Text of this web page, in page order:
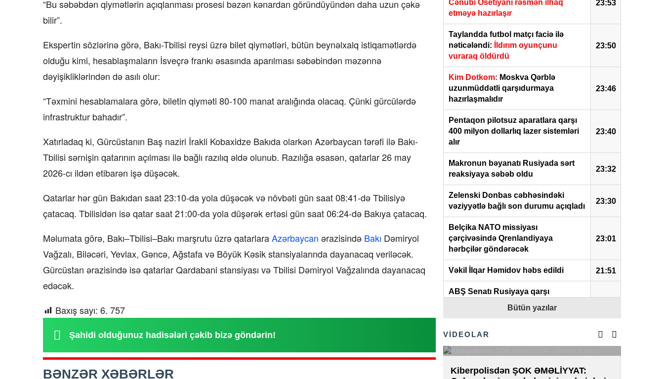
“Bu səbəbdən qiymətlərin açıqlanması prosesi bəzən kənardan göründüyündən daha uzun çəkə
bilir”.
Ekspertin sözlərinə görə, Bakı-Tbilisi reysi üzrə bilet qiymətləri, bütün beynəlxalq istiqamətlərdə
olduğu kimi, hesablaşmaların İsveçrə frankı əsasında aparılması səbəbindən məzənnə
dəyişikliklərindən də asılı olur:
“Təxmini hesablamalara görə, biletin qiyməti 80-100 manat aralığında olacaq. Çünki gürcülərdə
infrastruktur bahadır”.
Xatırladaq ki, Gürcüstanın Baş naziri İrakli Kobaxidze Bakıda olarkən Azərbaycan tərəfi ilə Bakı-
Tbilisi sərnişin qatarının açılması ilə bağlı razılıq əldə olunub. Razılığa əsasən, qatarlar 26 may
2026-cı ildən etibarən işə düşəcək.
Qatarlar hər gün Bakıdan saat 23:10-da yola düşəcək və növbəti gün saat 08:41-də Tbilisiyə
çatacaq. Tbilisidən isə qatar saat 21:00-da yola düşərək ertəsi gün saat 06:24-də Bakıya çatacaq.
Məlumata görə, Bakı–Tbilisi–Bakı marşrutu üzrə qatarlaraAzərbaycan ərazisində Bakı Dəmiryol
Vağzalı, Biləcəri, Yevlax, Gəncə, Ağstafa və Böyük Kəsik stansiyalarında dayanacaq veriləcək.
Gürcüstan ərazisində isə qatarlar Qardabani stansiyası və Tbilisi Dəmiryol Vağzalında dayanacaq
edəcək.
Baxış sayı: 6. 757
Şahidi olduğunuz hadisələri çəkib bizə göndərin!
BƏNZƏR XƏBƏRLƏR
23:53
Cənubi Osetiyanı rəsmən ilhaq
etməyə hazırlaşır
23:50
Taylandda futbol matçı faciə ilə
nəticələndi:
İldırım oyunçunu
vuraraq öldürdü
23:46
Kim Dotkom: Moskva Qərblə
uzunmüddətli qarşıdurmaya
hazırlaşmalıdır
23:40
Pentaqon pilotsuz aparatlara qarşı
400 milyon dollarlıq lazer sistemləri
alır
23:32
Makronun bəyanatı Rusiyada sərt
reaksiyaya səbəb oldu
23:30
Zelenski Donbas cəbhəsindəki
vəziyyətlə bağlı son durumu açıqladı
23:01
Belçika NATO missiyası
çərçivəsində Qrenlandiyaya
hərbçilər göndərəcək
21:51
Vəkil İlqar Həmidov həbs edildi
ABŞ Senatı Rusiyaya qarşı
21:38
Polşa prezidenti Zelenskiyə sərt
şərtlər irəli sürdü
Zelenski prezident kimi ilk dəfə
Serbiyaya səfər edib
Bütün yazılar
VİDEOLAR
Kiberpolisdən ŞOK ƏMƏLİYYAT: